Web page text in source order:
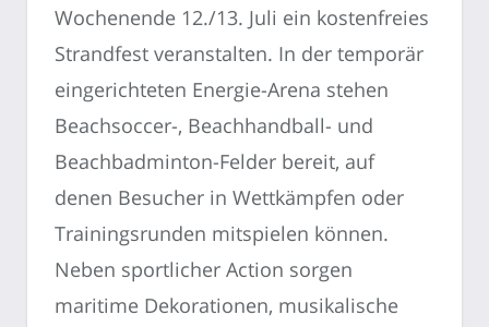
Wochenende 12./13. Juli ein kostenfreies
Strandfest veranstalten. In der temporär
eingerichteten Energie-Arena stehen
Beachsoccer-, Beachhandball- und
Beachbadminton-Felder bereit, auf
denen Besucher in Wettkämpfen oder
Trainingsrunden mitspielen können.
Neben sportlicher Action sorgen
maritime Dekorationen, musikalische